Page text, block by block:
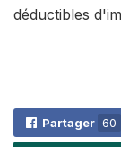
déductibles
Partager 60